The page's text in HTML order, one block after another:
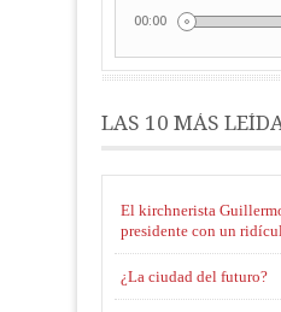
LAS 10 MÁS
El kirchnerista
presidente con un
¿La ciudad del futuro?